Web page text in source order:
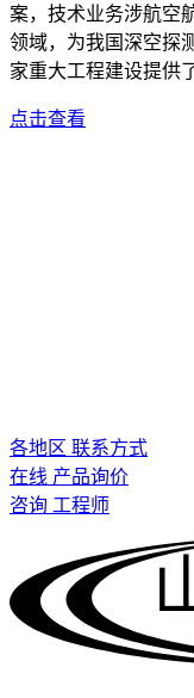
案，技术业务涉航空
领域，为我国深空探
家重大工程建设提供
点击查看
各地区 联系方式
在线 产品询价
咨询 工程师